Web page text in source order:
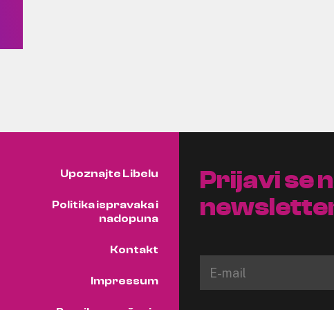
Upoznajte Libelu
Politika ispravaka i
nadopuna
Kontakt
Impressum
Prijavi se